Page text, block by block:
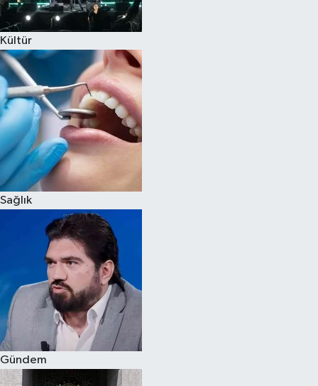
Kültür
Sağlık
Gündem
Kadın
Kim kimdir?
Kültür Sanat
Sağlık
Siyaset
Teknoloji
Televizyon
Yaşam-Çevre